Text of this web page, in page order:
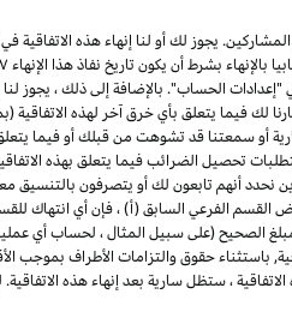
يجوز لك أو لنا إنهاء هذه
الحساب". بالإضافة إلى ذلك ، يجوز
فشلت في العلاج في غضون ۷ أيام من إخطارنا لك فيما
أو سمعتنا قد تشوهت من قبلك أو فيما
تحصيل الضرائب فيما يتعلق بهذه
نحدد أنهم تابعون لك أو يتصرفون
الصحيح (على سبيل المثال ، لحساب أي
، ستظل سارية بعد إنهاء هذه